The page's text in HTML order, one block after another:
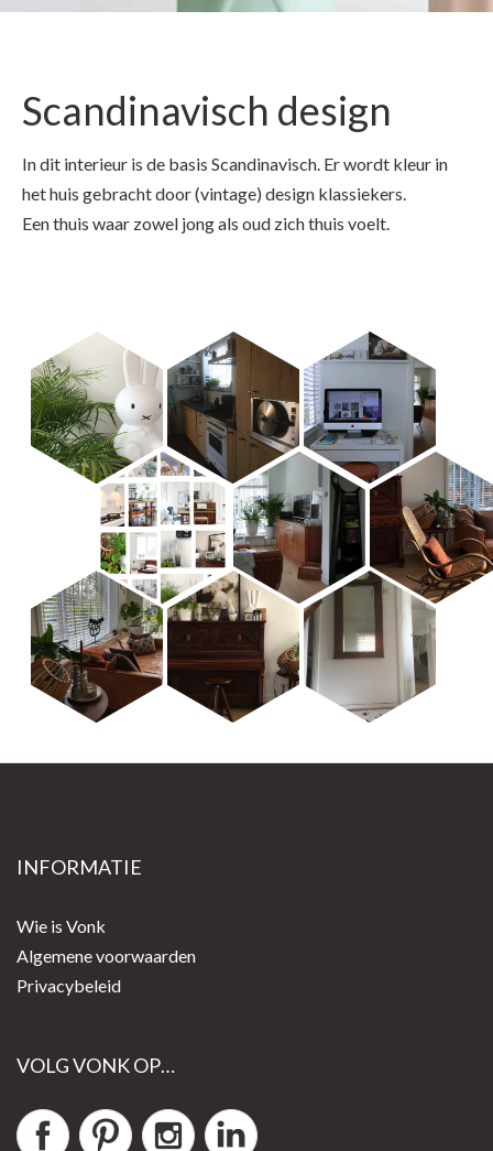
Scandinavisch design
In dit interieur is de basis Scandinavisch. Er wordt kleur in
het huis gebracht door (vintage) design klassiekers.
Een thuis waar zowel jong als oud zich thuis voelt.
INFORMATIE
Wie is Vonk
Algemene voorwaarden
Privacybeleid
VOLG VONK OP…